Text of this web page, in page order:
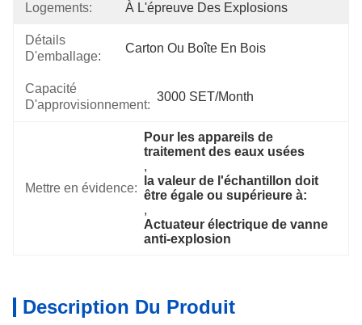
Logements: À L'épreuve Des Explosions
Détails
D'emballage:
Carton Ou Boîte En Bois
Capacité
D'approvisionnement:
3000 SET/Month
Mettre en évidence:
Pour les appareils de
traitement des eaux usées
,
la valeur de l'échantillon doit
être égale ou supérieure à:
,
Actuateur électrique de vanne
anti-explosion
Description Du Produit